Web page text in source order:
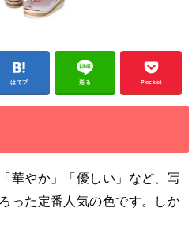
はてブ 送る Pocket
華やか」「優しい」など、写
った定番人気の色です。しか